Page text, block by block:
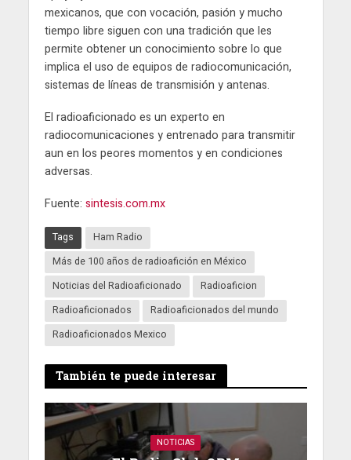
mexicanos, que con vocación, pasión y mucho
tiempo libre siguen con una tradición que les
permite obtener un conocimiento sobre lo que
implica el uso de equipos de radiocomunicación,
sistemas de líneas de transmisión y antenas.
El radioaficionado es un experto en
radiocomunicaciones y entrenado para transmitir
aun en los peores momentos y en condiciones
adversas.
Fuente: sintesis.com.mx
Tags
Ham Radio
Más de 100 años de radioafición en México
Noticias del Radioaficionado
Radioaficion
Radioaficionados
Radioaficionados del mundo
Radioaficionados Mexico
También te puede interesar
NOTICIAS